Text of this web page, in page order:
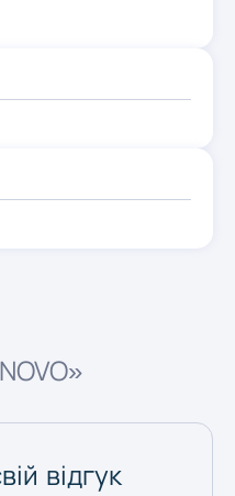
відгук